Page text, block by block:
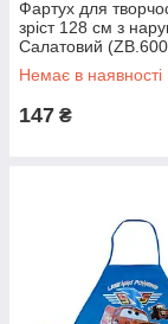
Фартух для
зріст 128 см з
Салатовий
Немає в наявності
147 ₴